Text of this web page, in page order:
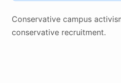
Conservative campus
conservative recruitment.